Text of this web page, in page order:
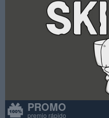
PROMO
premio rápido